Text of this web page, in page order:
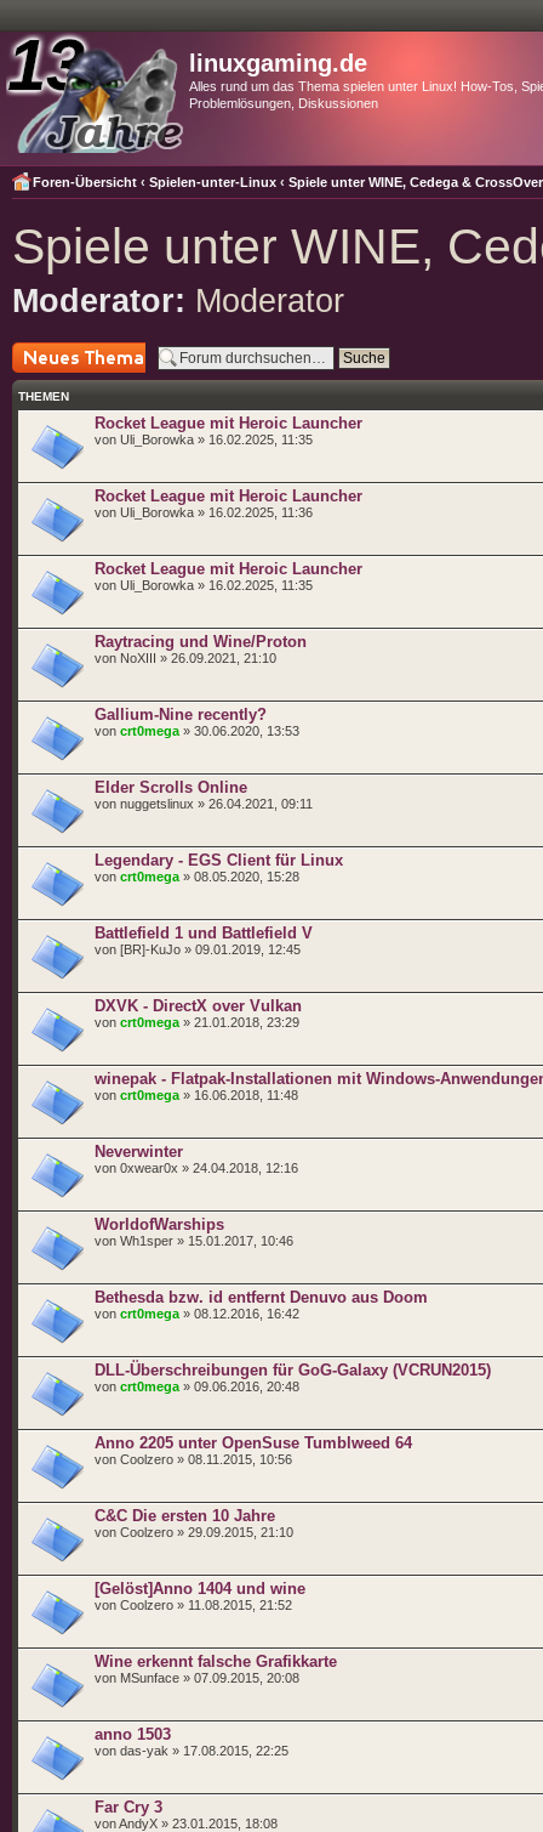
linuxgaming.de
Alles rund um das Thema spielen unter Linux! How-Tos,
Problemlösungen, Diskussionen
Foren-Übersicht ‹ Spielen-unter-Linux ‹ Spiele unter WINE, Cedega &
Spiele unter WINE,
Moderator: Moderator
Neues Thema
erstellen
THEMEN
Rocket League mit Heroic Launcher
von Uli_Borowka » 16.02.2025, 11:35
Rocket League mit Heroic Launcher
von Uli_Borowka » 16.02.2025, 11:36
Rocket League mit Heroic Launcher
von Uli_Borowka » 16.02.2025, 11:35
Raytracing und Wine/Proton
von NoXIII » 26.09.2021, 21:10
Gallium-Nine recently?
von crt0mega » 30.06.2020, 13:53
Elder Scrolls Online
von nuggetslinux » 26.04.2021, 09:11
Legendary - EGS Client für Linux
von crt0mega » 08.05.2020, 15:28
Battlefield 1 und Battlefield V
von [BR]-KuJo » 09.01.2019, 12:45
DXVK - DirectX over Vulkan
von crt0mega » 21.01.2018, 23:29
winepak - Flatpak-Installationen mit Windows-
von crt0mega » 16.06.2018, 11:48
Neverwinter
von 0xwear0x » 24.04.2018, 12:16
WorldofWarships
von Wh1sper » 15.01.2017, 10:46
Bethesda bzw. id entfernt Denuvo aus Doom
von crt0mega » 08.12.2016, 16:42
DLL-Überschreibungen für GoG-Galaxy (VCRUN2015)
von crt0mega » 09.06.2016, 20:48
Anno 2205 unter OpenSuse Tumblweed 64
von Coolzero » 08.11.2015, 10:56
C&C Die ersten 10 Jahre
von Coolzero » 29.09.2015, 21:10
[Gelöst]Anno 1404 und wine
von Coolzero » 11.08.2015, 21:52
Wine erkennt falsche Grafikkarte
von MSunface » 07.09.2015, 20:08
anno 1503
von das-yak » 17.08.2015, 22:25
Far Cry 3
von AndyX » 23.01.2015, 18:08